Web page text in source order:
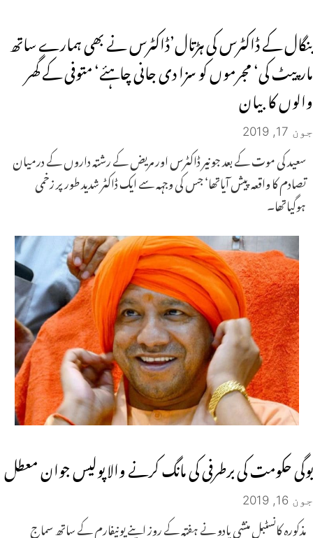
بنگال کے ڈاکٹرس کی ہڑتال’ڈاکٹرس نے بھی ہمارے ساتھ
مارپیٹ کی‘ مجرموں کو سزا دی جانی چاہئے‘ متوفی کے گھر
والوں کا بیان
جون 17, 2019
سعید کی موت کے بعد جونیر ڈاکٹرس اور مریض کے رشتہ داروں کے درمیان
تصادم کا واقعہ پیش آیاتھا‘ جس کی وجہہ سے ایک ڈاکٹر شدید طور پر زخمی
ہوگیاتھا۔
یوگی حکومت کی برطرفی کی مانگ کرنے والا پولیس جوان معطل
جون 16, 2019
مذکورہ کانسٹبل منشی یادو نے ہفتہ کے روز اپنے یونیفارم کے ساتھ سماج